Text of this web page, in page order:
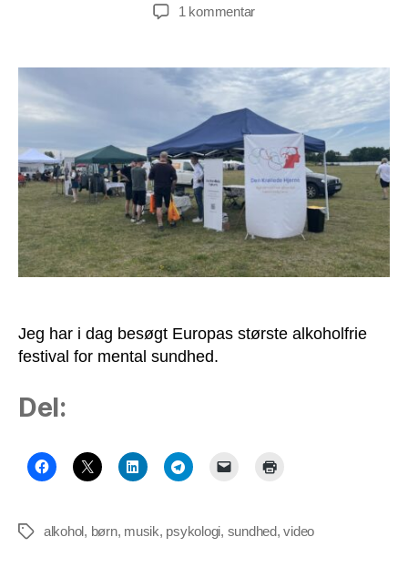
1 kommentartil
festival
mental
sundhed
Jeg har i dag besøgt Europas største alkoholfrie
festival for mental sundhed.
Del:
Tagsalkohol, børn, musik, psykologi, sundhed,video